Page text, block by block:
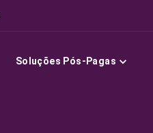
Soluções Pós-Pagas